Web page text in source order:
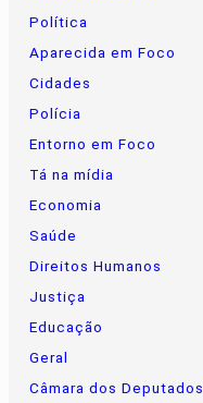
Política
Aparecida em Foco
Cidades
Polícia
Entorno em Foco
Tá na mídia
Economia
Saúde
Direitos Humanos
Justiça
Educação
Geral
Câmara dos Deputados